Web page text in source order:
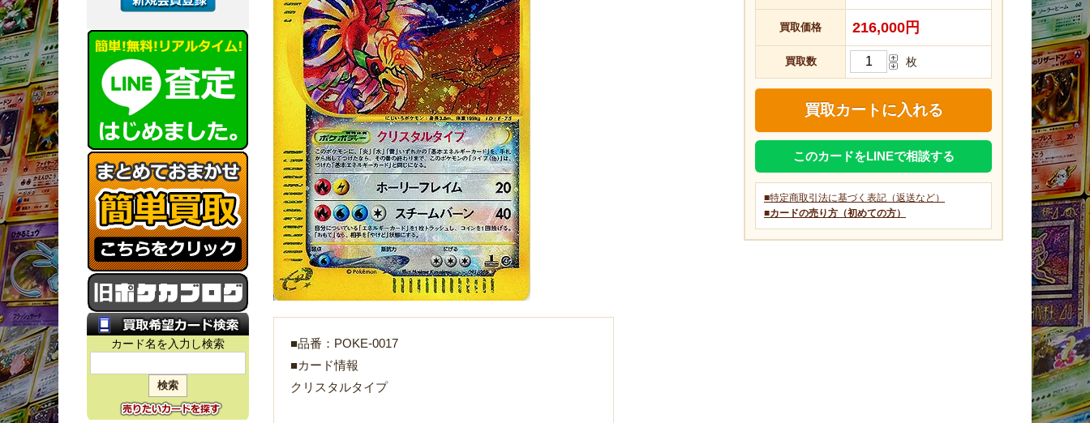
買取価格 216,000円
買取数 枚
このカードをLINEで相談する
■特定商取引法に基づく表記（返送など）
■カードの売り方（初めての方）
■品番：POKE-0017
■カード情報
クリスタルタイプ
カード名を入力し検索